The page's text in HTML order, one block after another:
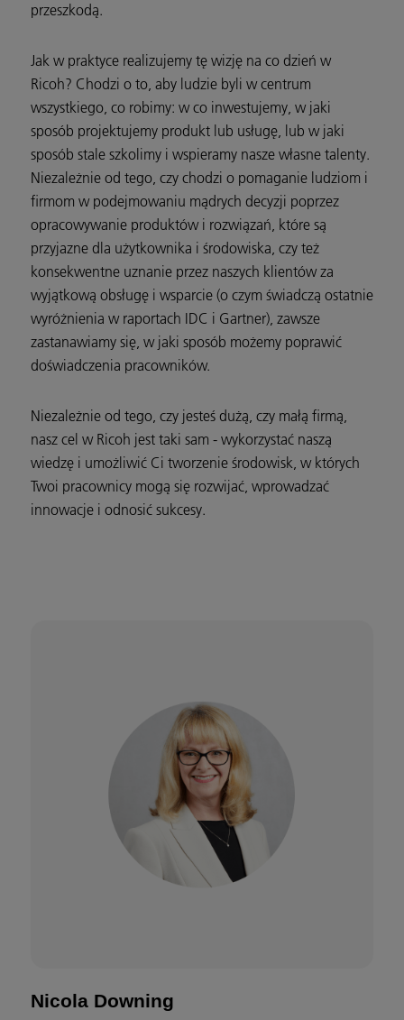
przeszkodą.
Jak w praktyce realizujemy tę wizję na co dzień w
Ricoh? Chodzi o to, aby ludzie byli w centrum
wszystkiego, co robimy: w co inwestujemy, w jaki
sposób projektujemy produkt lub usługę, lub w jaki
sposób stale szkolimy i wspieramy nasze własne talenty.
Niezależnie od tego, czy chodzi o pomaganie ludziom i
firmom w podejmowaniu mądrych decyzji poprzez
opracowywanie produktów i rozwiązań, które są
przyjazne dla użytkownika i środowiska, czy też
konsekwentne uznanie przez naszych klientów za
wyjątkową obsługę i wsparcie (o czym świadczą ostatnie
wyróżnienia w raportach IDC i Gartner), zawsze
zastanawiamy się, w jaki sposób możemy poprawić
doświadczenia pracowników.
Niezależnie od tego, czy jesteś dużą, czy małą firmą,
nasz cel w Ricoh jest taki sam - wykorzystać naszą
wiedzę i umożliwić Ci tworzenie środowisk, w których
Twoi pracownicy mogą się rozwijać, wprowadzać
innowacje i odnosić sukcesy.
Nicola Downing